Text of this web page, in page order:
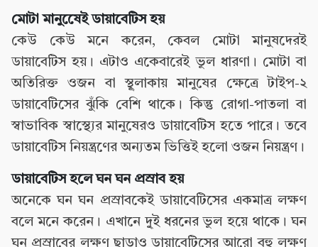
মোটা মানুষেেই ডায়াবেটিস হয়
কেউ কেউ মনে করেন, কেবল মোটা মানুষদেরই
ডায়াবেটিস হয়। এটাও একেবারেই ভুল ধারণা। মোটা বা
অতিরিক্ত ওজন বা স্থূলাকায় মানুষের ক্ষেত্রে টাইপ-২
ডায়াবেটিসের ঝুঁকি বেশি থাকে। কিন্তু রোগা-পাতলা বা
স্বাভাবিক স্বাস্থ্যের মানুষেরও ডায়াবেটিস হতে পারে। তবে
ডায়াবেটিস নিয়ন্ত্রণের অন্যতম ভিত্তিই হলো ওজন নিয়ন্ত্রণ।
ডায়াবেটিস হলে ঘন ঘন প্রস্রাব হয়
অনেকে ঘন ঘন প্রস্রাবকেই ডায়াবেটিসের একমাত্র লক্ষণ
বলে মনে করেন। এখানে দু্ই ধরনের ভুল হয়ে থাকে। ঘন
ঘন প্রস্রাবের লক্ষণ ছাড়াও ডায়াবেটিসের আরো বহু লক্ষণ